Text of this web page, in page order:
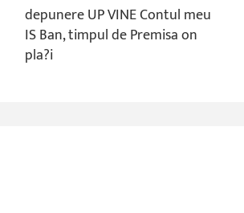
depunere UP VINE Contul meu
IS Ban, timpul de Premisa on
pla?i